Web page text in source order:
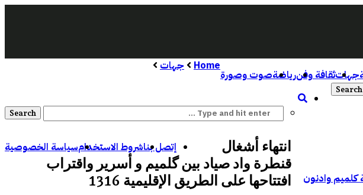
جهاتثقافة وفنرياضةصوت وصورة
إتصل بناشروط الاستخدامسياسة الخصوصية
Home جهات
انتهاء أشغال
قنطرة واد صياد بين گلميم و أسرير واقتراب
افتتاحها على الطريق الإقليمية 1316